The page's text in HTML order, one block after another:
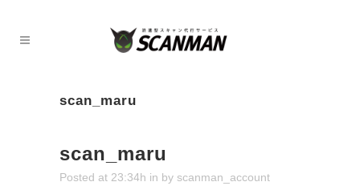
scan_maru
scan_maru
Posted at 23:34h in by scanman_account